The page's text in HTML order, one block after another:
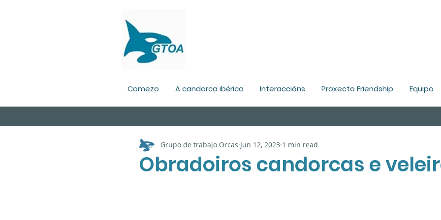
Comezo A candorca ibérica Interaccións Proxecto Friendship Equipo
Obradoiros candorcas e
Grupo de trabajo Orcas Jun 12, 2023 1 min read